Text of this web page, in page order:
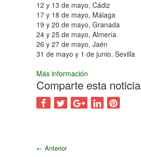
12 y 13 de mayo, Cádiz
17 y 18 de mayo, Málaga
19 y 20 de mayo, Granada
24 y 25 de mayo, Almería
26 y 27 de mayo, Jaén
31 de mayo y 1 de junio, Sevilla
Más información
Comparte esta noticia
← Anterior